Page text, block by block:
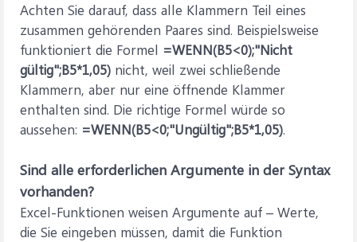
Achten Sie darauf, dass alle Klammern Teil eines
zusammen gehörenden Paares sind. Beispielsweise
funktioniert die Formel =WENN(B5<0);"Nicht
gültig";B5*1,05) nicht, weil zwei schließende
Klammern, aber nur eine öffnende Klammer
enthalten sind. Die richtige Formel würde so
aussehen: =WENN(B5<0;"Ungültig";B5*1,05).
Sind alle erforderlichen Argumente in der Syntax
vorhanden?
Excel-Funktionen weisen Argumente auf – Werte,
die Sie eingeben müssen, damit die Funktion